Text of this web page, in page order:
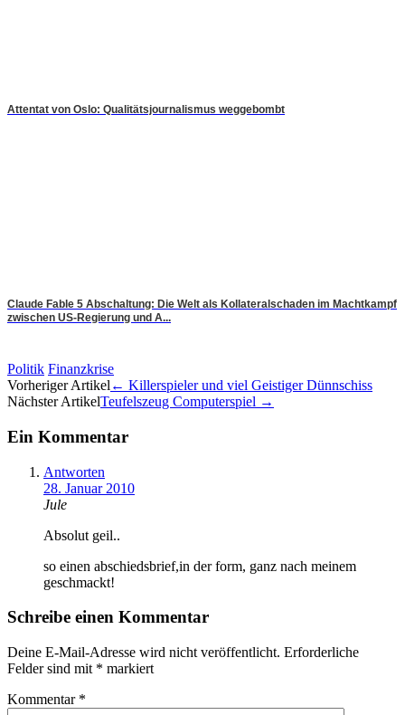
Attentat von Oslo: Qualitätsjournalismus weggebombt
Claude Fable 5 Abschaltung: Die Welt als Kollateralschaden im Machtkampf
zwischen US-Regierung und A...
Politik Finanzkrise
Artikel-
Navigation
Vorheriger Artikel ← Killerspieler und viel Geistiger Dünnschiss
Nächster ArtikelTeufelszeug Computerspiel →
Ein Kommentar
Antworten
28. Januar 2010
Jule
Absolut geil..
so einen abschiedsbrief,in der form, ganz nach meinem
geschmackt!
Schreibe einen Kommentar
Deine E-Mail-Adresse wird nicht veröffentlicht. Erforderliche
Felder sind mit * markiert
Kommentar *